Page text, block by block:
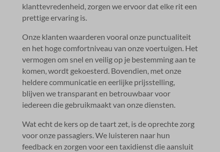
klanttevredenheid, zorgen we ervoor dat elke rit een
prettige ervaring is.​
Onze klanten waarderen vooral onze punctualiteit
en het hoge comfortniveau van onze voertuigen.​ Het
vermogen om snel en veilig op je bestemming aan te
komen, wordt gekoesterd.​ Bovendien, met onze
heldere communicatie en eerlijke prijsstelling,
blijven we transparant en betrouwbaar voor
iedereen die gebruikmaakt van onze diensten.​
Wat echt de kers op de taart zet, is de oprechte zorg
voor onze passagiers.​ We luisteren naar hun
feedback en zorgen voor een taxidienst die aansluit